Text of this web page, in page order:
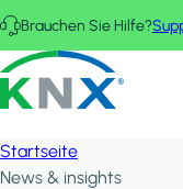
Direkt zum Inhalt
Brauchen Sie Hilfe?
KNX - Homepage
Startseite
News & insights